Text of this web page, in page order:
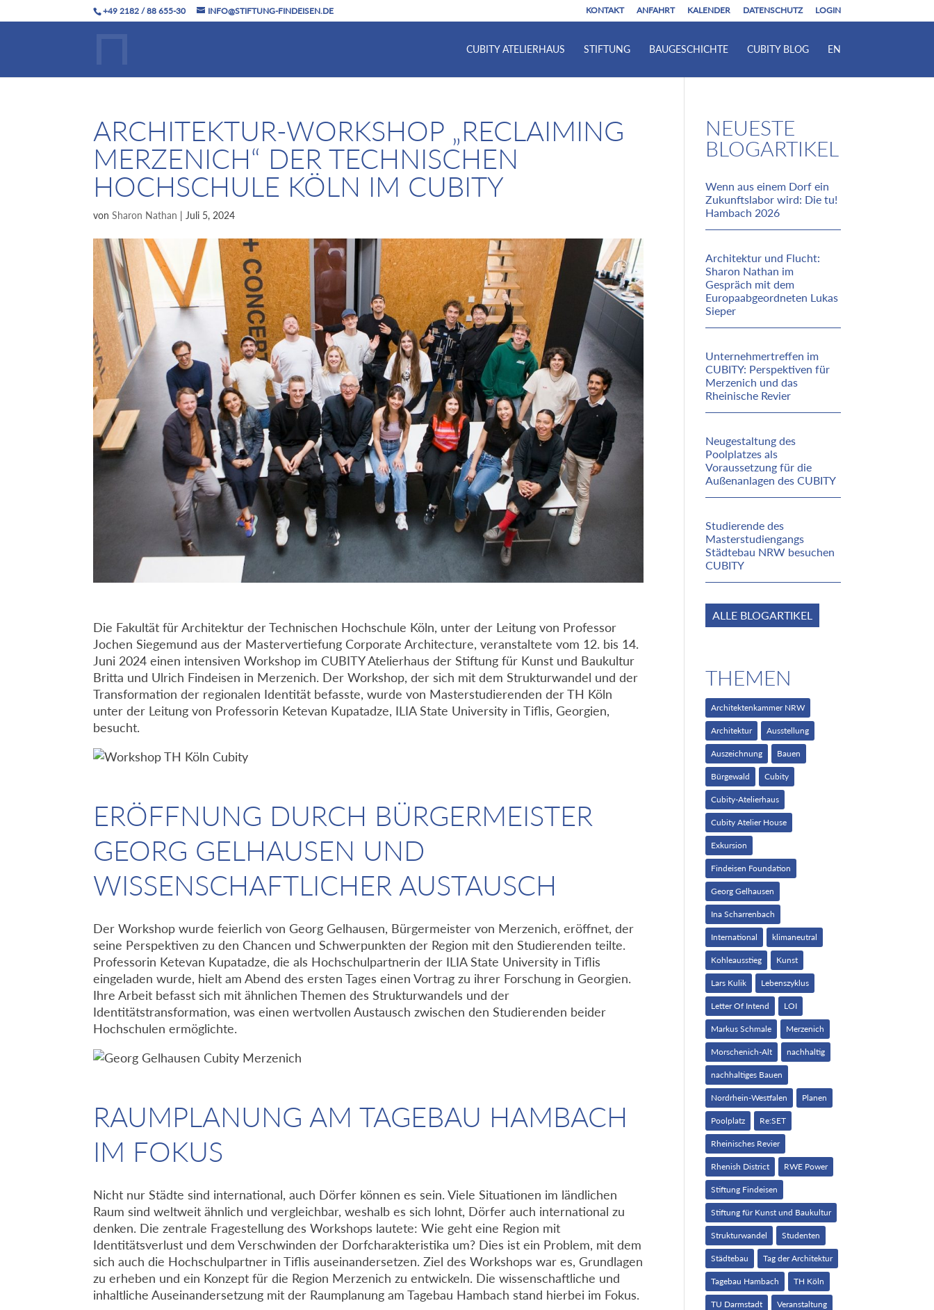
+49 2182 / 88 655-30 INFO@STIFTUNG-FINDEISEN.DE KONTAKT ANFAHRT KALENDER DATENSCHUTZ LOGIN
CUBITY ATELIERHAUS STIFTUNG BAUGESCHICHTE CUBITY BLOG EN
ARCHITEKTUR-WORKSHOP „RECLAIMING
MERZENICH“ DER TECHNISCHEN
HOCHSCHULE KÖLN IM CUBITY
vonSharon Nathan | Juli 5, 2024
Die Fakultät für Architektur der Technischen Hochschule Köln, unter der Leitung von Professor
Jochen Siegemund aus der Mastervertiefung Corporate Architecture, veranstaltete vom 12. bis 14.
Juni 2024 einen intensiven Workshop im CUBITY Atelierhaus der Stiftung für Kunst und Baukultur
Britta und Ulrich Findeisen in Merzenich. Der Workshop, der sich mit dem Strukturwandel und der
Transformation der regionalen Identität befasste, wurde von Masterstudierenden der TH Köln
unter der Leitung von Professorin Ketevan Kupatadze, ILIA State University in Tiflis, Georgien,
besucht.
ERÖFFNUNG DURCH BÜRGERMEISTER
GEORG GELHAUSEN UND
WISSENSCHAFTLICHER AUSTAUSCH
Der Workshop wurde feierlich von Georg Gelhausen, Bürgermeister von Merzenich, eröffnet, der
seine Perspektiven zu den Chancen und Schwerpunkten der Region mit den Studierenden teilte.
Professorin Ketevan Kupatadze, die als Hochschulpartnerin der ILIA State University in Tiflis
eingeladen wurde, hielt am Abend des ersten Tages einen Vortrag zu ihrer Forschung in Georgien.
Ihre Arbeit befasst sich mit ähnlichen Themen des Strukturwandels und der
Identitätstransformation, was einen wertvollen Austausch zwischen den Studierenden beider
Hochschulen ermöglichte.
RAUMPLANUNG AM TAGEBAU HAMBACH
IM FOKUS
Nicht nur Städte sind international, auch Dörfer können es sein. Viele Situationen im ländlichen
Raum sind weltweit ähnlich und vergleichbar, weshalb es sich lohnt, Dörfer auch international zu
denken. Die zentrale Fragestellung des Workshops lautete: Wie geht eine Region mit
Identitätsverlust und dem Verschwinden der Dorfcharakteristika um? Dies ist ein Problem, mit dem
sich auch die Hochschulpartner in Tiflis auseinandersetzen. Ziel des Workshops war es, Grundlagen
zu erheben und ein Konzept für die Region Merzenich zu entwickeln. Die wissenschaftliche und
inhaltliche Auseinandersetzung mit der Raumplanung am Tagebau Hambach stand hierbei im Fokus.
NEUESTE
BLOGARTIKEL
Wenn aus einem Dorf ein
Zukunftslabor wird: Die tu!
Hambach 2026
Architektur und Flucht:
Sharon Nathan im
Gespräch mit dem
Europaabgeordneten Lukas
Sieper
Unternehmertreffen im
CUBITY: Perspektiven für
Merzenich und das
Rheinische Revier
Neugestaltung des
Poolplatzes als
Voraussetzung für die
Außenanlagen des CUBITY
Studierende des
Masterstudiengangs
Städtebau NRW besuchen
CUBITY
ALLE BLOGARTIKEL
THEMEN
Architektenkammer NRW
Architektur Ausstellung
Auszeichnung Bauen
Bürgewald Cubity
Cubity-Atelierhaus
Cubity Atelier House
Exkursion
Findeisen Foundation
Georg Gelhausen
Ina Scharrenbach
International klimaneutral
Kohleausstieg Kunst
Lars Kulik Lebenszyklus
Letter Of Intend LOI
Markus Schmale Merzenich
Morschenich-Alt nachhaltig
nachhaltiges Bauen
Nordrhein-Westfalen Planen
Poolplatz Re:SET
Rheinisches Revier
Rhenish District RWE Power
Stiftung Findeisen
Stiftung für Kunst und Baukultur
Strukturwandel Studenten
Städtebau Tag der Architektur
Tagebau Hambach TH Köln
TU Darmstadt Veranstaltung